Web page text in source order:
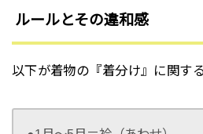
ルールとその違和感
以下が着物の『着分け』に関す